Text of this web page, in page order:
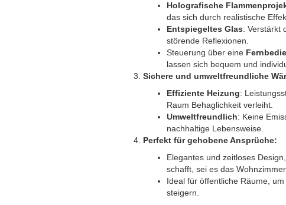
Holografische
das sich durch realistische
Entspiegeltes Glas: Verstärkt
störende Reflexionen.
Steuerung über eine
lassen sich bequem und
Sichere und umweltfreundliche
Effiziente Heizung:
Raum Behaglichkeit verleiht.
Umweltfreundlich: Keine
nachhaltige Lebensweise.
Perfekt für gehobene Ansprüche:
Elegantes und zeitloses
schafft, sei es das
Ideal für öffentliche Räume, um
steigern.